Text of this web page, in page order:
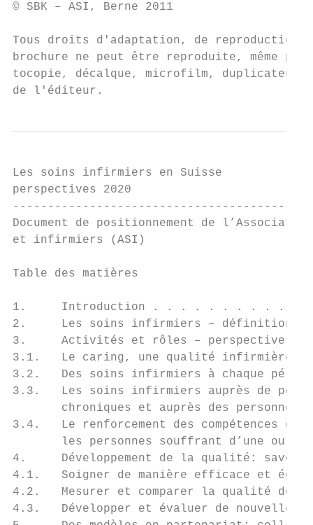
© SBK – ASI, Berne 2011
Tous droits d'adaptation, de reproduction
brochure ne peut être reproduite, même
tocopie, décalque, microfilm, duplicateur
de l'éditeur.
Les soins infirmiers en Suisse
perspectives 2020
Document de positionnement de
et infirmiers (ASI)
Table des matières
1.     Introduction . . . . . . . .
2.     Les soins infirmiers –
3.     Activités et rôles –
3.1.   Le caring, une qualité
3.2.   Des soins infirmiers à
3.3.   Les soins infirmiers auprès de
chroniques et auprès des personnes
3.4.   Le renforcement des compétences en
les personnes souffrant d’une ou
4.     Développement de la qualité:
4.1.   Soigner de manière efficace
4.2.   Mesurer et comparer la
4.3.   Développer et évaluer de